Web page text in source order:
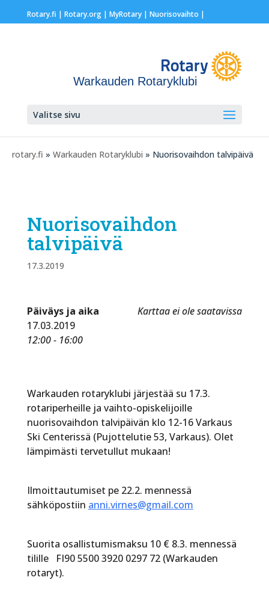
Rotary.fi | Rotary.org| MyRotary | Nuorisovaihto |
Warkauden Rotaryklubi
Valitse sivu
rotary.fi » Warkauden Rotaryklubi » Nuorisovaihdon talvipäivä
Nuorisovaihdon
talvipäivä
17.3.2019
Karttaa ei ole saatavissa
Päiväys ja aika
17.03.2019
12:00 - 16:00
Warkauden rotaryklubi järjestää su 17.3.
rotariperheille ja vaihto-opiskelijoille
nuorisovaihdon talvipäivän klo 12-16 Varkaus
Ski Centerissä (Pujottelutie 53, Varkaus). Olet
lämpimästi tervetullut mukaan!
Ilmoittautumiset pe 22.2. mennessä
sähköpostiin anni.virnes@gmail.com
Suorita osallistumismaksu 10 € 8.3. mennessä
tilille FI90 5500 3920 0297 72 (Warkauden
rotaryt).